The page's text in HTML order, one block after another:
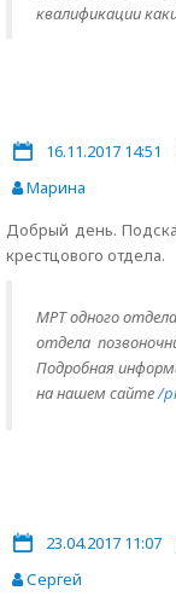
квалификации
16.11.2017 14:51
Марина
Добрый день.
крестцового отдела.
МРТ одного
отдела
Подробная
на нашем сайте/
23.04.2017 11:07
Сергей